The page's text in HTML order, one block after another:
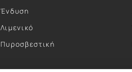
Ένδυση
Λιμενικό
Πυροσβεστική